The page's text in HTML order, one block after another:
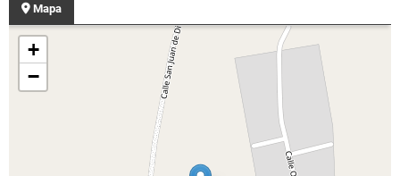
Mapa
+
−